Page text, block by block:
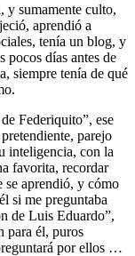
y sumamente culto,
aprendió a
tenía un blog, y
días antes de
siempre tenía de qué
Federiquito”, ese
parejo
inteligencia, con la
favorita, recordar
se aprendió, y cómo
si me preguntaba
de Luis Eduardo”,
para él, puros
por ellos …